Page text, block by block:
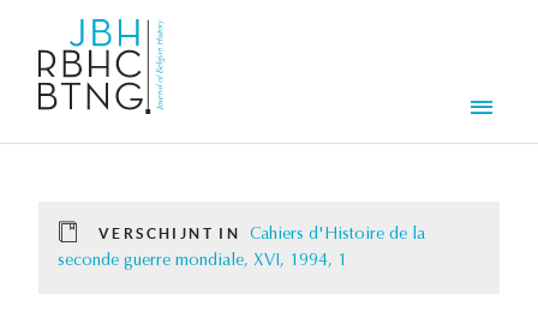
VERSCHIJNT IN
Cahiers d'Histoire de la
seconde guerre mondiale, XVI, 1994, 1